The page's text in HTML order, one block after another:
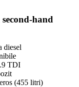
hand
diesel
TDI
(455 litri)